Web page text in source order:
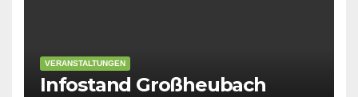
VERANSTALTUNGEN
Infostand Großheubach